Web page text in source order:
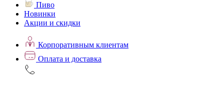
Пиво
Новинки
Акции и скидки
Корпоративным клиентам
Оплата и доставка